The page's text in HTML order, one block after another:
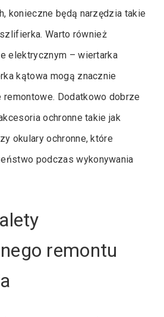
konieczne będą narzędzia takie
Warto również
elektrycznym – wiertarka
kątowa mogą znacznie
Dodatkowo dobrze
ochronne takie jak
okulary ochronne, które
podczas wykonywania
remontu